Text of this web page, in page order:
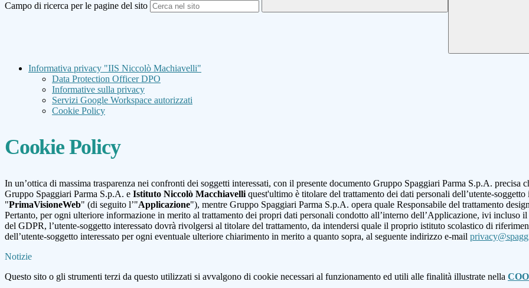
Campo di ricerca per le pagine del sito
Informativa privacy "IIS Niccolò Machiavelli"
Data Protection Officer DPO
Informative sulla privacy
Servizi Google Workspace autorizzati
Cookie Policy
Cookie Policy
In un’ottica di massima trasparenza nei confronti dei soggetti interessati, con il presente documento Gruppo Spaggiari Parma S.p.A.
Gruppo Spaggiari Parma S.p.A. e Istituto Niccolò Macchiavelli quest'ultimo è titolare del trattamento dei dati personali dell’utente-
"PrimaVisioneWeb" (di seguito l’"Applicazione"), mentre Gruppo Spaggiari Parma S.p.A. opera quale Responsabile del trattamento
Pertanto, per ogni ulteriore informazione in merito al trattamento dei propri dati personali condotto all’interno dell’Applicazione, ivi incluso
del GDPR, l’utente-soggetto interessato dovrà rivolgersi al titolare del trattamento, da intendersi quale il proprio istituto scolastico di
dell’utente-soggetto interessato per ogni eventuale ulteriore chiarimento in merito a quanto sopra, al seguente indirizzo e-mail
Notizie
Questo sito o gli strumenti terzi da questo utilizzati si avvalgono di cookie necessari al funzionamento ed utili alle finalità illustrate nella